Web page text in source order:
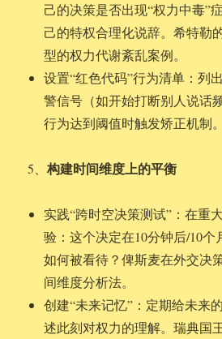
己的决策是否出现“权力中毒”
己的特权合理化说辞。希特勒
型的权力代谢紊乱案例。
设置“红色代码”行为清单：列
警信号（如开始打断别人说话
行为达到阈值时触发矫正机制。
5、构建时间维度上的平衡
实践“跨时空决策测试”：在重
验：这个决定在10分钟后/10个
如何被看待？俾斯麦在外交决
间维度分析法。
创建“未来记忆”：定期给未来
述此刻对权力的理解。瑞典国